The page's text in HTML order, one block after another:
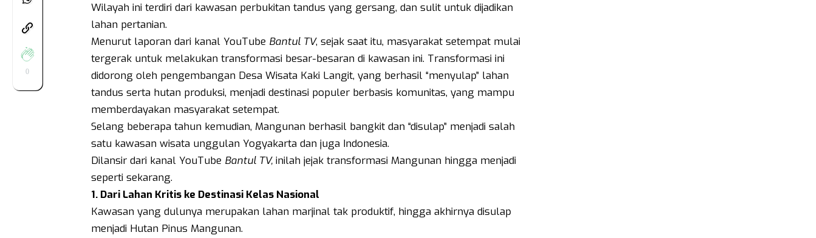
0
Wilayah ini terdiri dari kawasan perbukitan tandus yang gersang, dan sulit untuk dijadikan
lahan pertanian.
Menurut laporan dari kanal YouTube Bantul TV, sejak saat itu, masyarakat setempat mulai
tergerak untuk melakukan transformasi besar-besaran di kawasan ini. Transformasi ini
didorong oleh pengembangan Desa Wisata Kaki Langit, yang berhasil “menyulap” lahan
tandus serta hutan produksi, menjadi destinasi populer berbasis komunitas, yang mampu
memberdayakan masyarakat setempat.
Selang beberapa tahun kemudian, Mangunan berhasil bangkit dan “disulap” menjadi salah
satu kawasan wisata unggulan Yogyakarta dan juga Indonesia.
Dilansir dari kanal YouTube Bantul TV,inilah jejak transformasi Mangunan hingga menjadi
seperti sekarang.
1. Dari Lahan Kritis ke Destinasi Kelas Nasional
Kawasan yang dulunya merupakan lahan marjinal tak produktif, hingga akhirnya disulap
menjadi Hutan Pinus Mangunan.